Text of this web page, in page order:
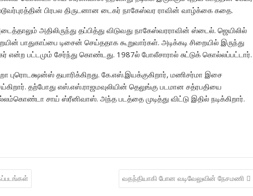
பிரபல திருடனான டைகர் நாகேஸ்வர ராவின் வாழ்க்கை கதை.
அதிலிருந்து தப்பித்து விடுவது நாகேஸ்வரராவின் ஸ்டைல். ஜெயிலில்
பாதுகாப்பை டிசைன் செய்ததாக கூறுவார்கள். அடிக்கடி சிறையில் இருந்து
என்ற பட்டமும் சேர்ந்து கொண்டது. 1987ல் போலீசாரால் சுட்டுக் கொல்லப்பட்டார்.
தயாரிக்கிறது. கே.எஸ்.இயக்குகிறார், மணிசர்மா இசை
தற்போது எஸ்.எஸ்.ராஜமவுலியின் தெலுங்கு படமான சத்ரபதியை
சாய் ஸ்ரீனிவாஸ். அந்த படத்தை முடித்து விட்டு இதில் நடிக்கிறார்.
வதந்தியாகி போன வடிவேலுவின் நேசமணி